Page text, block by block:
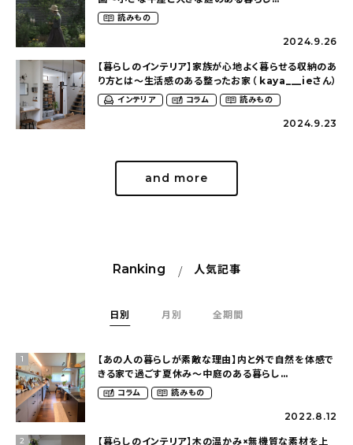
（tsumikiniwaさん）
読みもの
2024.9.26
【暮らしのインテリア】家族が心地よく暮らせる収納のあ
り方とは〜生活感のある整ったお家（ kaya___ieさん）
インテリア コラム 読みもの
2024.9.23
and more
Ranking 人気記事
日別 月別 全期間
1
【あの人の暮らしが素敵な理由】内と外で自然を体感で
きる家で過ごす夏休み〜中庭のある暮らし
（yume_2700さん）
コラム 読みもの
2022.8.12
2
【暮らしのインテリア】木の温かみ×無機質な素材を上